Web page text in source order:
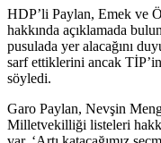
HDP’li Paylan, Emek ve
hakkında açıklamada
pusulada yer alacağını
sarf ettiklerini ancak
söyledi.
Garo Paylan, Nevşin
Milletvekilliği listeleri